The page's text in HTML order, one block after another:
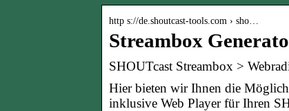
http s://de.shoutcast-tools.com › sho…
Streambox
SHOUTcast Streambox >
Hier bieten wir Ihnen die
inklusive Web Player für Ihren